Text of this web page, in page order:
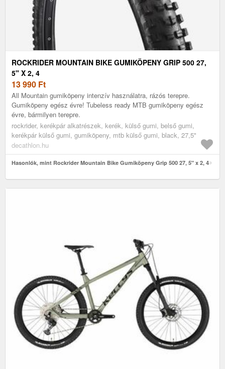
ROCKRIDER MOUNTAIN BIKE GUMIKÖPENY GRIP 500 27,
5" X 2, 4
13 990 Ft
All Mountain gumiköpeny intenzív használatra, rázós terepre.
Gumiköpeny egész évre! Tubeless ready MTB gumiköpeny egész
évre, bármilyen terepre.
rockrider, kerékpár alkatrészek, kerék, külső gumi, belső gumi,
kerékpár külső gumi, gumiköpeny, mtb külső gumi, black, 27,5"
decathlon.hu
Hasonlók, mint Rockrider Mountain Bike Gumiköpeny Grip 500 27, 5" x 2, 4